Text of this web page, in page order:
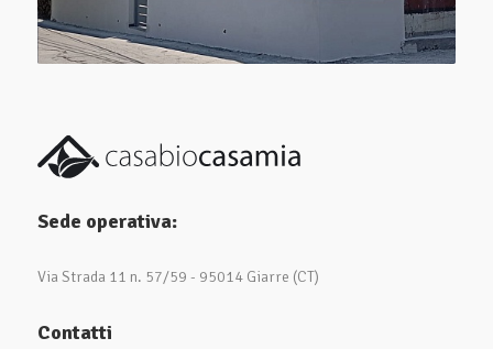
Sede operativa:
Via Strada 11 n. 57/59 - 95014 Giarre (CT)
Contatti